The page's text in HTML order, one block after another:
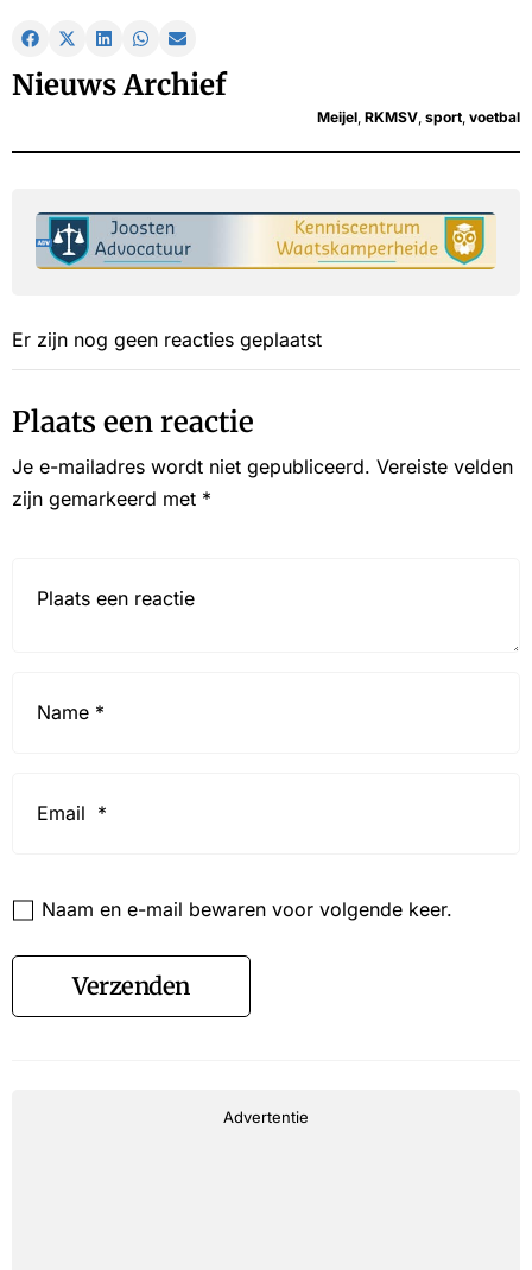
Nieuws Archief
Meijel, RKMSV, sport, voetbal
Er zijn nog geen reacties geplaatst
Plaats een reactie
Je e-mailadres wordt niet gepubliceerd. Vereiste velden
zijn gemarkeerd met *
Naam en e-mail bewaren voor volgende keer.
Verzenden
Advertentie